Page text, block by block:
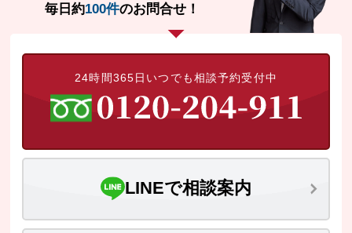
毎日約100件のお問合せ！
24時間365日いつでも相談予約受付中
LINEで相談案内